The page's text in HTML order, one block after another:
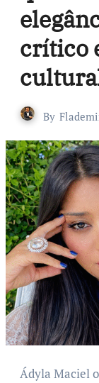
crítico
By
Ádyla Maciel ocupa um lugar singular no cenário